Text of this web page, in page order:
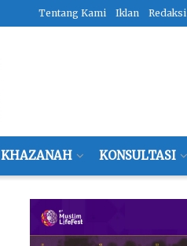
Tentang Kami Iklan Redaksi
KHAZANAH KONSULTASI